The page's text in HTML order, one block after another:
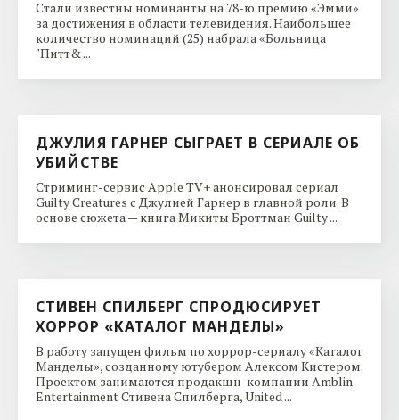
Стали известны номинанты на 78-ю премию «Эмми»
за достижения в области телевидения. Наибольшее
количество номинаций (25) набрала «Больница
"Питт& ...
ДЖУЛИЯ ГАРНЕР СЫГРАЕТ В СЕРИАЛЕ ОБ
УБИЙСТВЕ
Стриминг-сервис Apple TV+ анонсировал сериал
Guilty Creatures с Джулией Гарнер в главной роли. В
основе сюжета — книга Микиты Броттман Guilty ...
СТИВЕН СПИЛБЕРГ СПРОДЮСИРУЕТ
ХОРРОР «КАТАЛОГ МАНДЕЛЫ»
В работу запущен фильм по хоррор-сериалу «Каталог
Манделы», созданному ютубером Алексом Кистером.
Проектом занимаются продакшн-компании Amblin
Entertainment Стивена Спилберга, United ...